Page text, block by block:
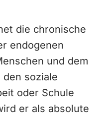
die chronische
endogenen
und dem
soziale
oder Schule
er als absolute